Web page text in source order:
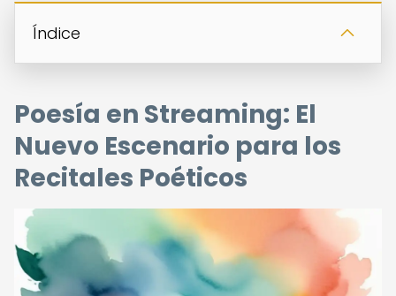
Índice
Poesía en Streaming: El
Nuevo Escenario para los
Recitales Poéticos